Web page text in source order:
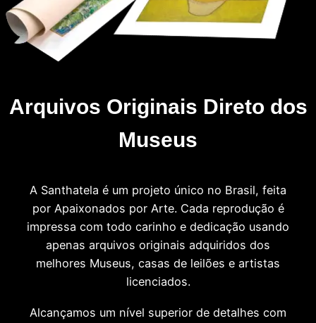
Arquivos Originais Direto dos
Museus
A Santhatela é um projeto único no Brasil, feita
por Apaixonados por Arte. Cada reprodução é
impressa com todo carinho e dedicação usando
apenas arquivos originais adquiridos dos
melhores Museus, casas de leilões e artistas
licenciados.
Alcançamos um nível superior de detalhes com